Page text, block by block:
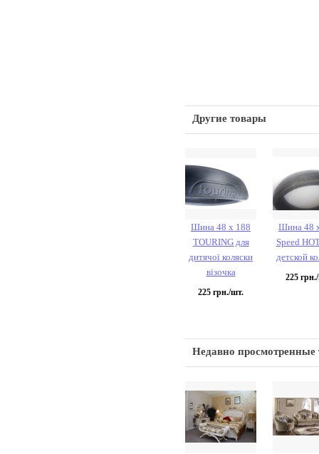
Другие товары
Шина 48 х 188
TOURING для
дитячої коляски
візочка
225 грн./шт.
Шина 48
Speed
детской
225
Недавно просмотренные